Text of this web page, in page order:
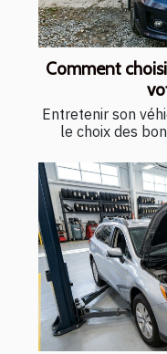
Comment
Entretenir son
le choix des